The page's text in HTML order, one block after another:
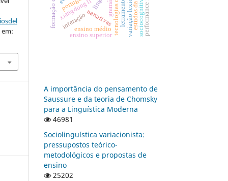
em:
letramentos
xiangdong linarrativas
interação sociocognitivismo
ensino médio variação lexical
ensino superior
A importância do pensamento de
Saussure e da teoria de Chomsky
para a Linguística Moderna
46981
Sociolinguística variacionista:
pressupostos teórico-
metodológicos e propostas de
ensino
25202